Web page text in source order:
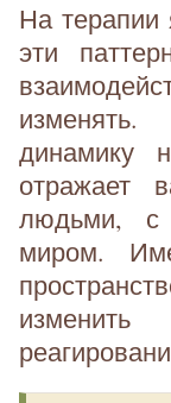
На терапии
эти
динамику
отражает
людьми,
миром.